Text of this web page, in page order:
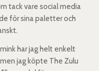
tack vare social media
för sina paletter och
har jag helt enkelt
jag köpte The Zulu